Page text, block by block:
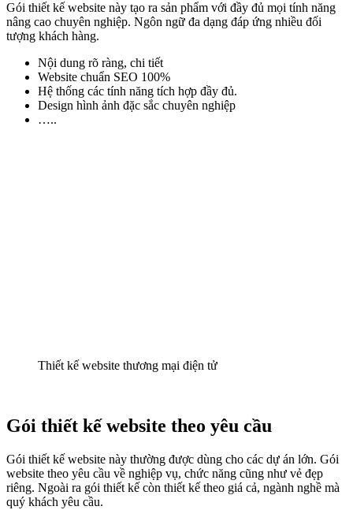
Gói thiết kế website này tạo ra sản phẩm với đầy đủ mọi tính năng
nâng cao chuyên nghiệp. Ngôn ngữ đa dạng đáp ứng nhiều đối
tượng khách hàng.
Nội dung rõ ràng, chi tiết
Website chuẩn SEO 100%
Hệ thống các tính năng tích hợp đầy đủ.
Design hình ảnh đặc sắc chuyên nghiệp
…..
Thiết kế website thương mại điện tử
Gói thiết kế website theo yêu cầu
Gói thiết kế website này thường được dùng cho các dự án lớn. Gói
website theo yêu cầu về nghiệp vụ, chức năng cũng như vẻ đẹp
riêng. Ngoài ra gói thiết kế còn thiết kế theo giá cả, ngành nghề mà
quý khách yêu cầu.